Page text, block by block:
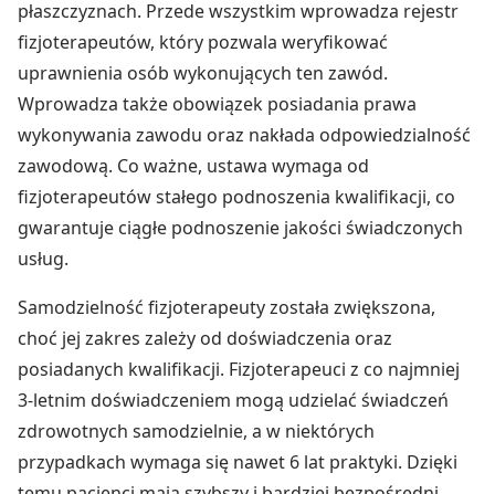
płaszczyznach. Przede wszystkim wprowadza rejestr
fizjoterapeutów, który pozwala weryfikować
uprawnienia osób wykonujących ten zawód.
Wprowadza także obowiązek posiadania prawa
wykonywania zawodu oraz nakłada odpowiedzialność
zawodową. Co ważne, ustawa wymaga od
fizjoterapeutów stałego podnoszenia kwalifikacji, co
gwarantuje ciągłe podnoszenie jakości świadczonych
usług.
Samodzielność fizjoterapeuty została zwiększona,
choć jej zakres zależy od doświadczenia oraz
posiadanych kwalifikacji. Fizjoterapeuci z co najmniej
3-letnim doświadczeniem mogą udzielać świadczeń
zdrowotnych samodzielnie, a w niektórych
przypadkach wymaga się nawet 6 lat praktyki. Dzięki